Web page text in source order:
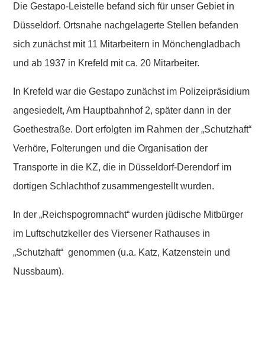
Die Gestapo-Leistelle befand sich für unser Gebiet in
Düsseldorf. Ortsnahe nachgelagerte Stellen befanden
sich zunächst mit 11 Mitarbeitern in Mönchengladbach
und ab 1937 in Krefeld mit ca. 20 Mitarbeiter.
In Krefeld war die Gestapo zunächst im Polizeipräsidium
angesiedelt, Am Hauptbahnhof 2, später dann in der
Goethestraße. Dort erfolgten im Rahmen der „Schutzhaft“
Verhöre, Folterungen und die Organisation der
Transporte in die KZ, die in Düsseldorf-Derendorf im
dortigen Schlachthof zusammengestellt wurden.
In der „Reichspogromnacht“ wurden jüdische Mitbürger
im Luftschutzkeller des Viersener Rathauses in
„Schutzhaft“ genommen (u.a. Katz, Katzenstein und
Nussbaum).